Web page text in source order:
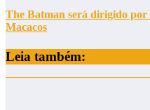
The Batman será dirigido por
Macacos
Leia também: